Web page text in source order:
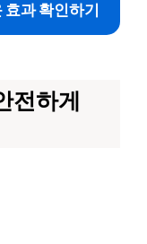
과 확인하기
전하게